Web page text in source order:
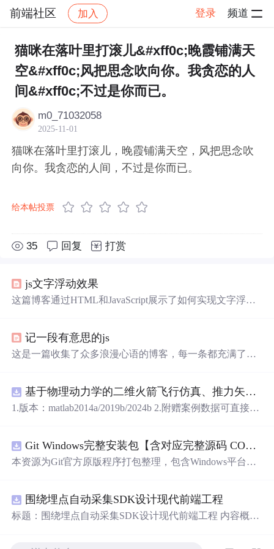
前端社区 加入 登录 频道
社区 前端社区 感慨 帖子详情
猫咪在落叶里打滚儿&#xff0c;晚霞铺满天
空&#xff0c;风把思念吹向你。我贪恋的人
间&#xff0c;不过是你而已。
m0_71032058
2025-11-01
猫咪在落叶里打滚儿，晚霞铺满天空，风把思念吹
向你。我贪恋的人间，不过是你而已。
给本帖投票
35 回复 打赏
js文字浮动效果
这篇博客通过HTML和JavaScript展示了如何实现文字浮动
在页面上随机飘动的视觉效果。此外，文中还包含了对CS
S样式和JavaScript事件监听的运用，增加了互动性和趣味
记一段有意思的js
这是一篇收集了众多浪漫心语的博客，每一条都充满了甜
的独特情感，仿佛每个瞬间都因你而闪耀。这些话语如同
繁星，照亮了平凡的日子，让人感受到爱的力量和美好。
基于物理动力学的二维火箭飞行仿真、推力矢量建模和闭环俯仰角控制，采用MATLABSimulink技术。.zip
1.版本：matlab2014a/2019b/2024b 2.附赠案例数据可直接运
工程、数学等专业的大学生课程设计、期末大作业和毕业
设计。
Git Windows完整安装包【含对应完整源码 COPYING协议 GPL‑v2】
本资源为Git官方原版程序打包整理，包含Windows平台Git
PL‑v2)。 Git为开源软件，官方原版可以免费获取。本资源
仅为整理归档，非本人原创作品。 分发遵从GPL‑v2许可要
围绕埋点自动采集SDK设计现代前端工程
标题：围绕埋点自动采集SDK设计现代前端工程 内容概